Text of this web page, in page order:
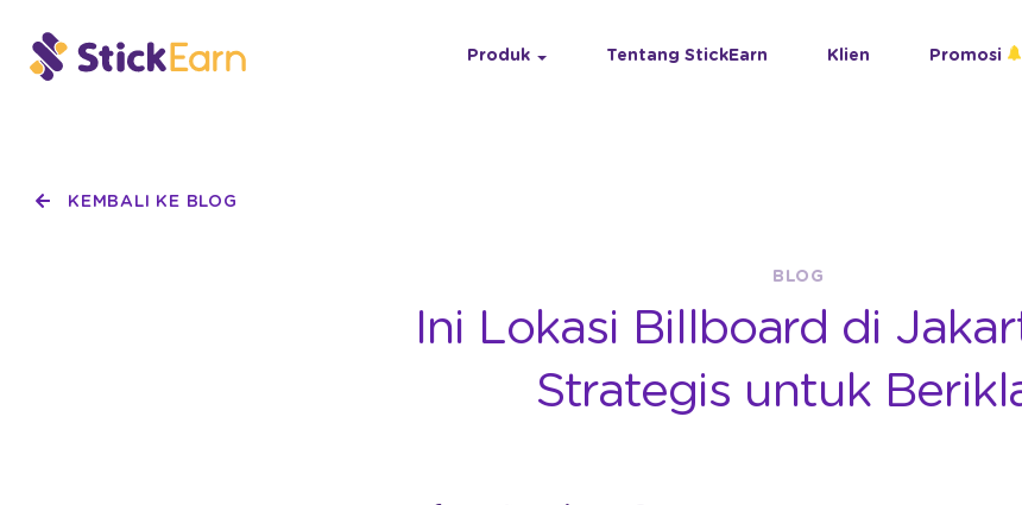
Produk Tentang StickEarn Klien Promosi
KEMBALI KE BLOG
BLOG
Ini Lokasi Billboard di
Strategis untuk